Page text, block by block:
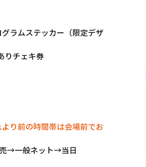
りチェキ券
り前の時間帯は会場前でお
→一般ネット→当日